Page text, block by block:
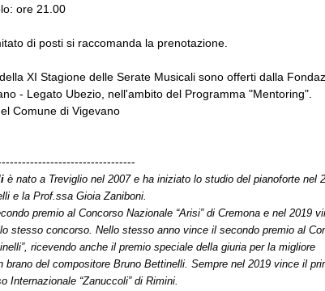
ore 21.00
di posti si raccomanda la prenotazione.
XI Stagione delle Serate Musicali sono offerti dalla
- Legato Ubezio, nell'ambito del Programma "Mentoring".
Comune di Vigevano
è nato a Treviglio nel 2007 e ha iniziato lo studio del pianoforte nel
e la Prof.ssa Gioia Zaniboni.
premio al Concorso Nazionale “Arisi” di Cremona e nel 2019
stesso concorso. Nello stesso anno vince il secondo premio al
ricevendo anche il premio speciale della giuria per la migliore
brano del compositore Bruno Bettinelli. Sempre nel 2019 vince il
Internazionale “Zanuccoli” di Rimini.